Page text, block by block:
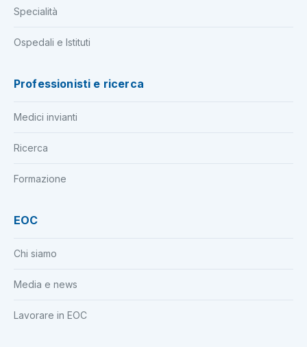
Specialità
Ospedali e Istituti
Professionisti e ricerca
Medici invianti
Ricerca
Formazione
EOC
Chi siamo
Media e news
Lavorare in EOC